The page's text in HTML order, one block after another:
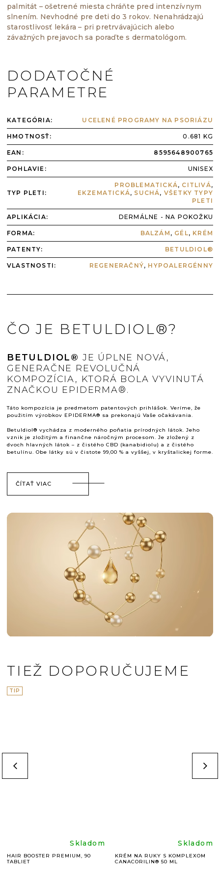
malom mieste.
so starostlivosťou predpísanou dermatológom.
Nanášajte ju oddelene – predpísaný prípravok
najprv nechajte vstrebať, až potom aplikujte
balzam alebo krém.
Kozmetika ich nenahrádza. Pretože krém
obsahuje retinyl-palmitát, o vhodnosti
súbežného používania sa poraďte so svojím
palmitát – ošetrené miesta chráňte pred intenzívnym
slnením. Nevhodné pre deti do 3 rokov. Nenahrádzajú
starostlivosť lekára – pri pretrvávajúcich alebo
závažných prejavoch sa poraďte s dermatológom.
DODATOČNÉ
PARAMETRE
KATEGÓRIA: UCELENÉ PROGRAMY NA PSORIÁZU
HMOTNOSŤ: 0.681 KG
EAN : 8595648900765
POHLAVIE : UNISEX
TYP PLETI :
PROBLEMATICKÁ, CITLIVÁ,
EKZEMATICKÁ, SUCHÁ, VŠETKY TYPY
PLETI
APLIKÁCIA: DERMÁLNE - NA POKOŽKU
FORMA: BALZÁM , GÉL, KRÉM
PATENTY: BETULDIOL®
VLASTNOSTI : REGENERAČNÝ, HYPOALERGÉNNY
ČO JE BETULDIOL®?
BETULDIOL® JE ÚPLNE NOVÁ,
GENERAČNE REVOLUČNÁ
KOMPOZÍCIA, KTORÁ BOLA VYVINUTÁ
ZNAČKOU EPIDERMA®.
Táto kompozícia je predmetom patentových prihlášok. Veríme, že
použitím výrobkov EPIDERMA® sa prekonajú Vaše očakávania.
Betuldiol® vychádza z moderného poňatia prírodných látok. Jeho
vznik je zložitým a finančne náročným procesom. Je zložený z
dvoch hlavných látok – z čistého CBD (kanabidiolu) a z čistého
betulínu. Obe látky sú v čistote 99,00 % a vyššej, v kryštalickej forme.
ČÍTAŤ VIAC
TIEŽ DOPORUČUJEME
TIP
HAIR BOOSTER PREMIUM, 90
TABLIET
Priemerné
Skladom
KRÉM NA RUKY S KOMPLEXOM
CANACORILIN® 50 ML
Skladom